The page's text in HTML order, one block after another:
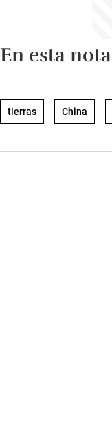
En esta nota
tierras China